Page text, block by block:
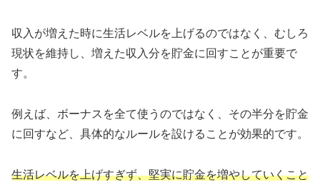
収入が増えた時に生活レベルを上げるのではなく、むしろ
現状を維持し、増えた収入分を貯金に回すことが重要で
す。
例えば、ボーナスを全て使うのではなく、その半分を貯金
に回すなど、具体的なルールを設けることが効果的です。
生活レベルを上げすぎず、堅実に貯金を増やしていくこと